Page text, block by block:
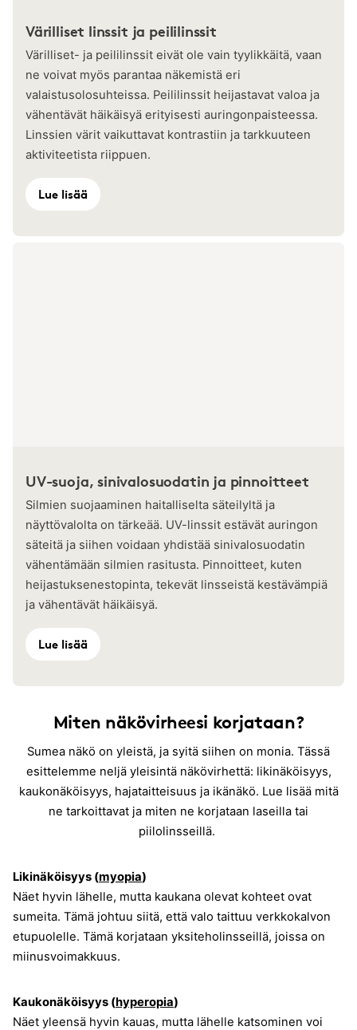
Värilliset linssit ja peililinssit
Värilliset- ja peililinssit eivät ole vain tyylikkäitä, vaan
ne voivat myös parantaa näkemistä eri
valaistusolosuhteissa. Peililinssit heijastavat valoa ja
vähentävät häikäisyä erityisesti auringonpaisteessa.
Linssien värit vaikuttavat kontrastiin ja tarkkuuteen
aktiviteetista riippuen.
Lue lisää
UV-suoja, sinivalosuodatin ja pinnoitteet
Silmien suojaaminen haitalliselta säteilyltä ja
näyttövalolta on tärkeää. UV-linssit estävät auringon
säteitä ja siihen voidaan yhdistää sinivalosuodatin
vähentämään silmien rasitusta. Pinnoitteet, kuten
heijastuksenestopinta, tekevät linsseistä kestävämpiä
ja vähentävät häikäisyä.
Lue lisää
Miten näkövirheesi korjataan?
Sumea näkö on yleistä, ja syitä siihen on monia. Tässä
esittelemme neljä yleisintä näkövirhettä: likinäköisyys,
kaukonäköisyys, hajataitteisuus ja ikänäkö. Lue lisää mitä
ne tarkoittavat ja miten ne korjataan laseilla tai
piilolinsseillä.
Likinäköisyys (myopia)
Näet hyvin lähelle, mutta kaukana olevat kohteet ovat
sumeita. Tämä johtuu siitä, että valo taittuu verkkokalvon
etupuolelle. Tämä korjataan yksiteholinsseillä, joissa on
miinusvoimakkuus.
Kaukonäköisyys (hyperopia)
Näet yleensä hyvin kauas, mutta lähelle katsominen voi